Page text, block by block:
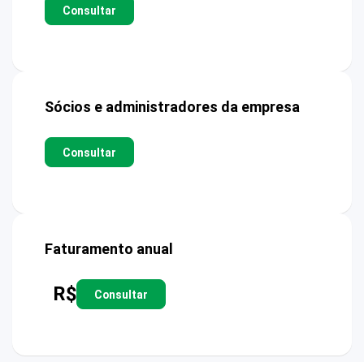
Consultar
Sócios e administradores da empresa
Consultar
Faturamento anual
R$ Consultar